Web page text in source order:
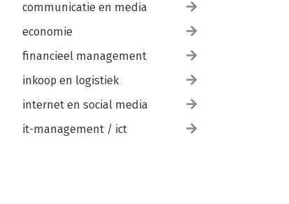
communicatie en media
economie
financieel management
inkoop en logistiek
internet en social media
it-management / ict